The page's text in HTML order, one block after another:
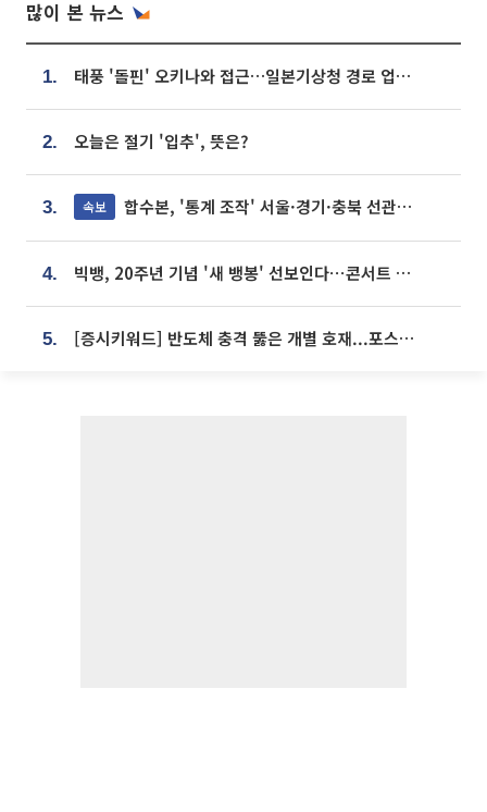
많이 본 뉴스
1. 태풍 '돌핀' 오키나와 접근…일본기상청 경로 업데이트
2. 오늘은 절기 '입추', 뜻은?
3. 속보 합수본, '통계 조작' 서울·경기·충북 선관위 등 추가 압수수색
4. 빅뱅, 20주년 기념 '새 뱅봉' 선보인다⋯콘서트 앞두고 팝업 개최
5. [증시키워드] 반도체 충격 뚫은 개별 호재...포스코퓨처엠·에코프로·한화솔루션 '눈길'